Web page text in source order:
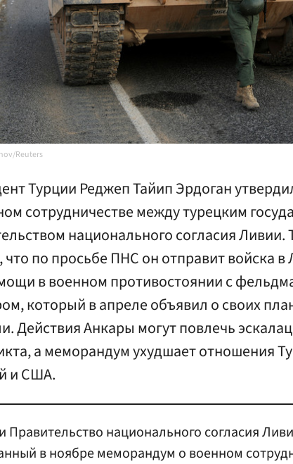
Reuters
Турции Реджеп Тайип Эрдоган
сотрудничестве между турецким
национального согласия Ливии.
что по просьбе ПНС он отправит войска
в военном противостоянии с
который в апреле объявил о своих
Действия Анкары могут повлечь
а меморандум ухудшает отношения
и США.
Правительство национального согласия
в ноябре меморандум о военном